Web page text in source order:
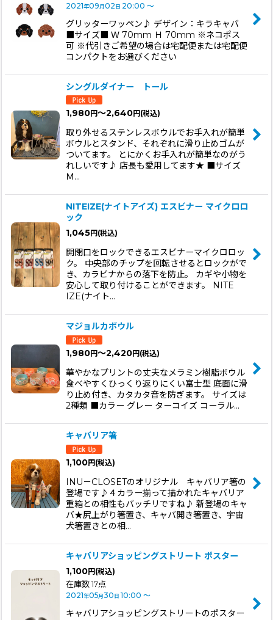
2021年09月02日 20:00 ～
グリッターワッペン♪ デザイン：キラキャバ
■サイズ■ Ｗ 70mm Ｈ 70mm ※ネコポス
可 ※代引きご希望の場合は宅配便または宅配便
コンパクトをお選びください
シングルダイナー トール
1,980円～2,640円 (税込)
取り外せるステンレスボウルでお手入れが簡単
ボウルとスタンド、それぞれに滑り止めゴムが
ついてます。 とにかくお手入れが簡単なのがう
れしいです♪ 店長も愛用してます★ ■サイズ
Ｍ…
NITEIZE(ナイトアイズ) エスビナー マイクロロ
ック
1,045円 (税込)
開閉口をロックできるエスビナーマイクロロッ
ク。 中央部のチップを回転させるとロックがで
き、カラビナからの落下を防止。 カギや小物を
安心して取り付けることができます。 NITE
IZE(ナイト…
マジョルカボウル
1,980円～2,420円 (税込)
華やかなプリントの丈夫なメラミン樹脂ボウル
食べやすくひっくり返りにくい富士型 底面に滑
り止め付き、カタカタ音を防ぎます。 サイズは
2種類 ■カラー グレー ターコイズ コーラル…
キャバリア箸
1,100円 (税込)
INU－CLOSETのオリジナル キャバリア箸の
登場です♪４カラー揃って描かれたキャバリア
重箱との相性もバッチリですね♪ 新登場のキャ
バ★尻上がり箸置き、キャバ開き箸置き、宇宙
犬箸置きとの相…
キャバリアショッピングストリート ポスター
1,100円 (税込)
在庫数 17点
2021年05月30日 10:00 ～
キャバリアショッピングストリートのポスター